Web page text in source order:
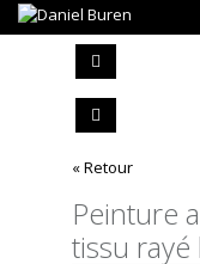
« Retour
Peinture
tissu